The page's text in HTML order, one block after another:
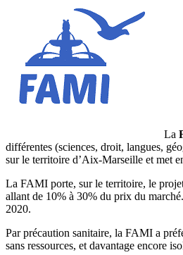
La
différentes (sciences, droit, langues,
sur le territoire d’Aix-Marseille et met
La FAMI porte, sur le territoire, le
allant de 10% à 30% du prix du
2020.
Par précaution sanitaire, la FAMI a
sans ressources, et davantage encore